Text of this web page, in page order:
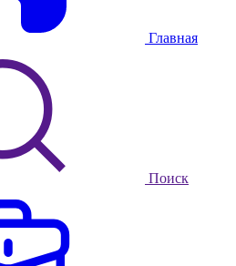
Главная
Поиск